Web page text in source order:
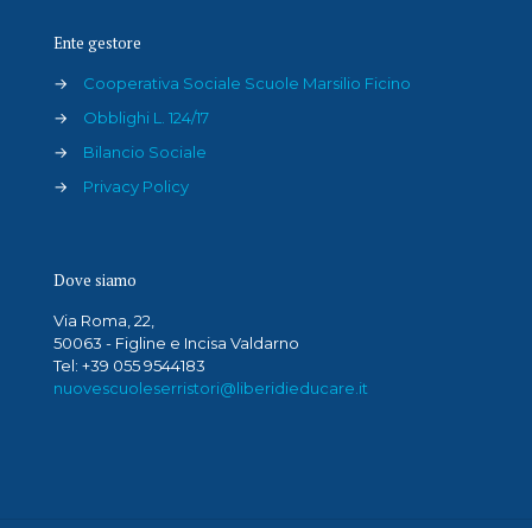
Ente gestore
→
Cooperativa Sociale Scuole Marsilio Ficino
→
Obblighi L. 124/17
→
Bilancio Sociale
→
Privacy Policy
Dove siamo
Via Roma, 22,
50063 - Figline e Incisa Valdarno
Tel: +39 055 9544183
nuovescuoleserristori@liberidieducare.it